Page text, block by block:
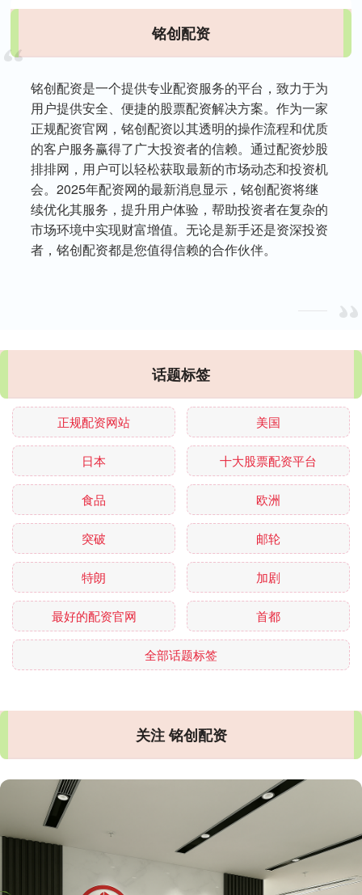
铭创配资
铭创配资是一个提供专业配资服务的平台，致力于为
用户提供安全、便捷的股票配资解决方案。作为一家
正规配资官网，铭创配资以其透明的操作流程和优质
的客户服务赢得了广大投资者的信赖。通过配资炒股
排排网，用户可以轻松获取最新的市场动态和投资机
会。2025年配资网的最新消息显示，铭创配资将继
续优化其服务，提升用户体验，帮助投资者在复杂的
市场环境中实现财富增值。无论是新手还是资深投资
者，铭创配资都是您值得信赖的合作伙伴。
话题标签
正规配资网站 美国
日本 十大股票配资平台
食品 欧洲
突破 邮轮
特朗 加剧
最好的配资官网 首都
全部话题标签
关注 铭创配资